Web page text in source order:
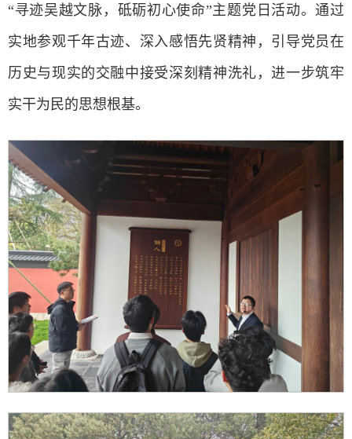
“寻迹吴越文脉，砥砺初心使命”主题党日活动。通过
实地参观千年古迹、深入感悟先贤精神，引导党员在
历史与现实的交融中接受深刻精神洗礼，进一步筑牢
实干为民的思想根基。